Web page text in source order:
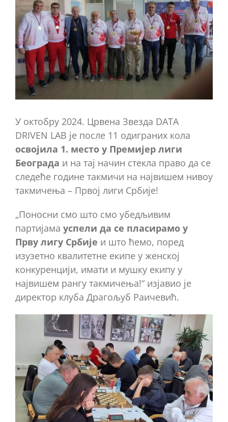
Имаге
У октобру 2024. Црвена Звезда DATA
DRIVEN LAB је после 11 одиграних кола
освојила 1. место у Премијер лиги
Београда и на тај начин стекла право да се
следеће године такмичи на највишем нивоу
такмичења – Првој лиги Србије!
„Поносни смо што смо убедљивим
партијама успели да се пласирамо у
Прву лигу Србије и што ћемо, поред
изузетно квалитетне екипе у женској
конкуренцији, имати и мушку екипу у
највишем рангу такмичења!“ изјавио је
директор клуба Драгољуб Раичевић.